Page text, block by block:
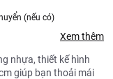
(nếu có)
Xem thêm
nhựa, thiết kế hình
giúp bạn thoải mái